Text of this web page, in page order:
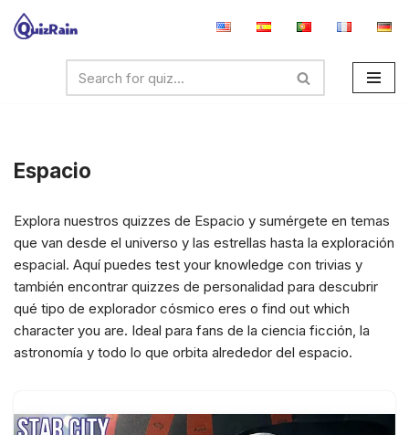
contenido
Espacio
Explora nuestros quizzes de Espacio y sumérgete en temas
que van desde el universo y las estrellas hasta la exploración
espacial. Aquí puedes test your knowledge con trivias y
también encontrar quizzes de personalidad para descubrir
qué tipo de explorador cósmico eres o find out which
character you are. Ideal para fans de la ciencia ficción, la
astronomía y todo lo que orbita alrededor del espacio.